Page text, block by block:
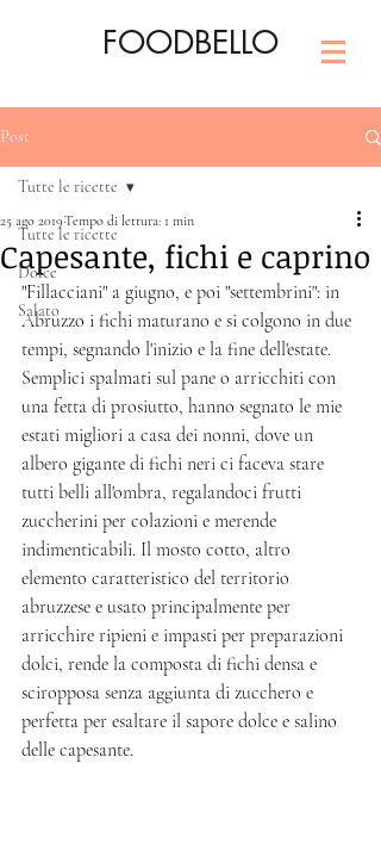
FOODBELLO
Post
Tutte le ricette
Dolce
Salato
Tutte le ricette
Capesante, fichi e caprino
25 ago 2019Tempo di lettura: 1 min
"Fillacciani" a giugno, e poi "settembrini": in
Abruzzo i fichi maturano e si colgono in due
tempi, segnando l'inizio e la fine dell'estate.
Semplici spalmati sul pane o arricchiti con
una fetta di prosiutto, hanno segnato le mie
estati migliori a casa dei nonni, dove un
albero gigante di fichi neri ci faceva stare
tutti belli all'ombra, regalandoci frutti
zuccherini per colazioni e merende
indimenticabili. Il mosto cotto, altro
elemento caratteristico del territorio
abruzzese e usato principalmente per
arricchire ripieni e impasti per preparazioni
dolci, rende la composta di fichi densa e
sciropposa senza aggiunta di zucchero e
perfetta per esaltare il sapore dolce e salino
delle capesante.